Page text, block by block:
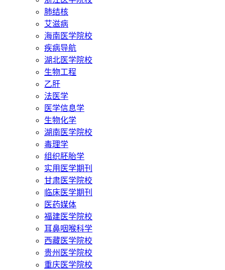
肺结核
艾滋病
海南医学院校
疾病导航
湖北医学院校
生物工程
乙肝
法医学
医学信息学
生物化学
湖南医学院校
毒理学
组织胚胎学
实用医学期刊
甘肃医学院校
临床医学期刊
医药媒体
福建医学院校
耳鼻咽喉科学
西藏医学院校
贵州医学院校
重庆医学院校